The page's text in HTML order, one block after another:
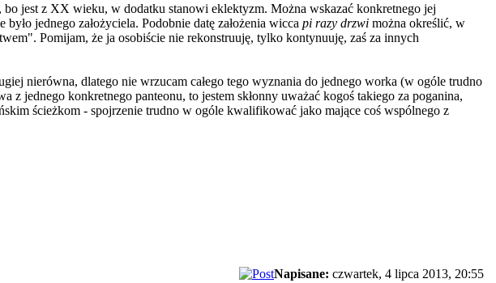
jest z XX wieku, w dodatku stanowi eklektyzm. Można wskazać konkretnego jej
jednego założyciela. Podobnie datę założenia wicca pi razy drzwi można określić, w
Pomijam, że ja osobiście nie rekonstruuję, tylko kontynuuję, zaś za innych
nierówna, dlatego nie wrzucam całego tego wyznania do jednego worka (w ogóle trudno
jednego konkretnego panteonu, to jestem skłonny uważać kogoś takiego za poganina,
ścieżkom - spojrzenie trudno w ogóle kwalifikować jako mające coś wspólnego z
Napisane: czwartek, 4 lipca 2013, 20:55